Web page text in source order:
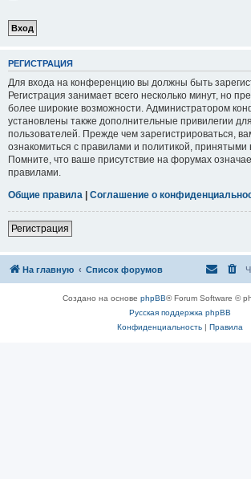
РЕГИСТРАЦИЯ
Для входа на конференцию вы должны быть
Регистрация занимает всего несколько минут, но
более широкие возможности. Администратором
установлены также дополнительные привилегии
пользователей. Прежде чем зарегистрироваться,
ознакомиться с правилами и политикой, принятыми
Помните, что ваше присутствие на форумах
правилами.
Общие правила | Соглашение о
Регистрация
На главную Список форумов
Создано на основе phpBB® Forum Software ©
Русская поддержка phpBB
Конфиденциальность| Правила